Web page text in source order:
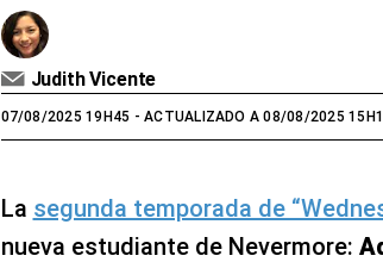
Judith Vicente
07/08/2025 19H45 - ACTUALIZADO A 08/08/2025
La segunda temporada de
nueva estudiante de Nevermore: